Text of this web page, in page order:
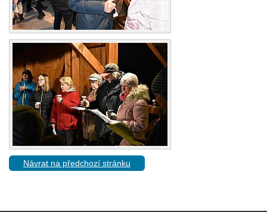
Návrat na předchozí stránku